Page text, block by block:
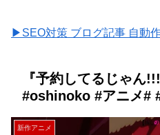
▶SEO対策 ブログ記事 自動
『予約してるじゃん
#oshinoko #アニメ#
新作アニメ